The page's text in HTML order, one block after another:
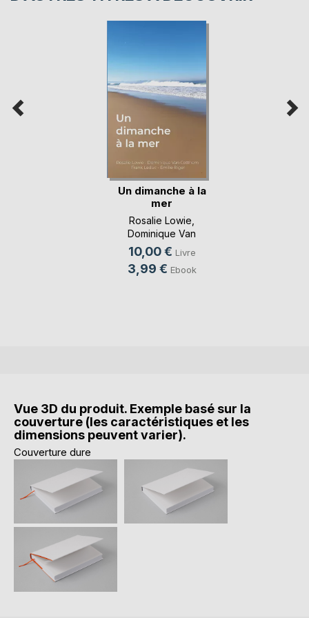
Un dimanche à la
mer
Rosalie Lowie
Dominique Van
Cotthem
10,00 € Livre
3,99 € Ebook
Vue 3D du produit. Exemple basé sur la
couverture (les caractéristiques et les
dimensions peuvent varier).
Couverture dure